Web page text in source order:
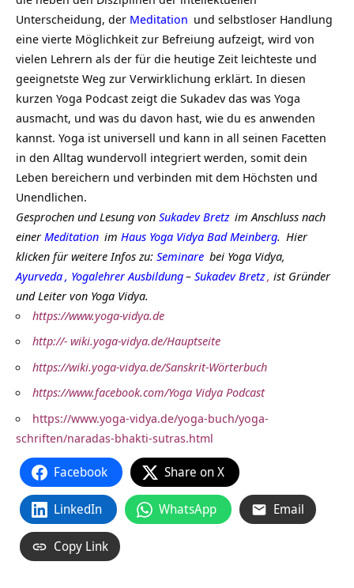
Unterscheidung, der Meditation und selbstloser Handlung
eine vierte Möglichkeit zur Befreiung aufzeigt, wird von
vielen Lehrern als der für die heutige Zeit leichteste und
geeignetste Weg zur Verwirklichung erklärt. In diesen
kurzen Yoga Podcast zeigt die Sukadev das was Yoga
ausmacht, und was du davon hast, wie du es anwenden
kannst. Yoga ist universell und kann in all seinen Facetten
in den Alltag wundervoll integriert werden, somit dein
Leben bereichern und verbinden mit dem Höchsten und
Unendlichen.
Gesprochen und Lesung von Sukadev Bretz im Anschluss nach
einerMeditation im Haus Yoga Vidya Bad Meinberg. Hier
klicken für weitere Infos zu: Seminare bei Yoga Vidya,
Ayurveda, Yogalehrer Ausbildung– Sukadev Bretz, ist Gründer
und Leiter von Yoga Vidya.
https://www.yoga-vidya.de
http://- wiki.yoga-vidya.de/Hauptseite
https://wiki.yoga-vidya.de/Sanskrit-Wörterbuch
https://www.facebook.com/Yoga Vidya Podcast
https://www.yoga-vidya.de/yoga-buch/yoga-
schriften/naradas-bhakti-sutras.html
Facebook Share on X
LinkedIn WhatsApp Email
Copy Link